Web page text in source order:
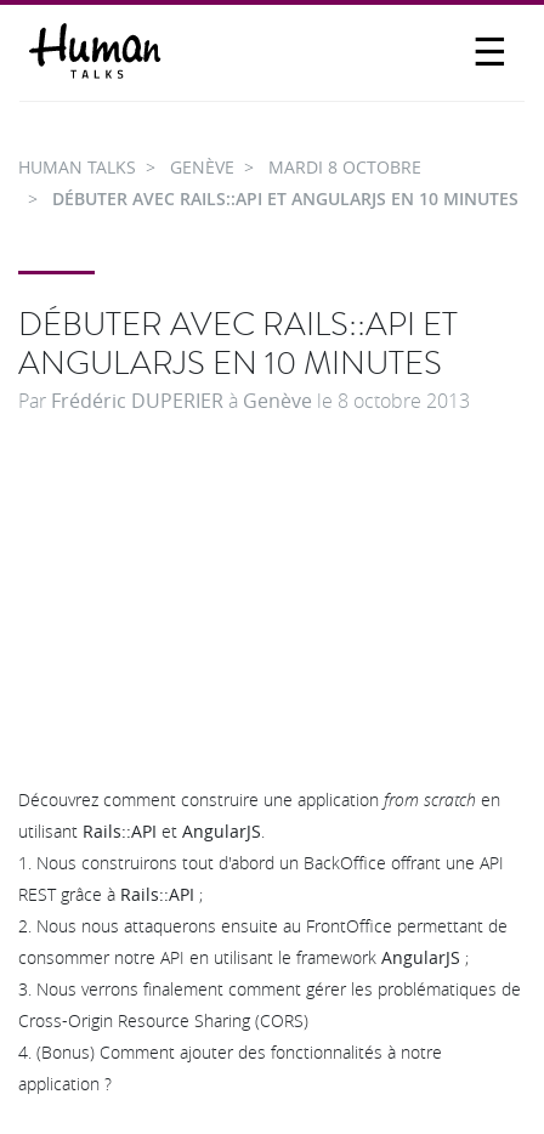
☰
PARTICIPER
HUMAN TALKS GENÈVE
MARDI 8 OCTOBRE
DÉBUTER AVEC RAILS::API ET ANGULARJS EN 10 MINUTES
DÉBUTER AVEC RAILS::API ET
ANGULARJS EN 10 MINUTES
Par Frédéric DUPERIER à Genève le 8 octobre 2013
Découvrez comment construire une application from scratch en
utilisant Rails::API et AngularJS.
1. Nous construirons tout d'abord un BackOffice offrant une API
REST grâce à Rails::API ;
2. Nous nous attaquerons ensuite au FrontOffice permettant de
consommer notre API en utilisant le framework AngularJS ;
3. Nous verrons finalement comment gérer les problématiques de
Cross-Origin Resource Sharing (CORS)
4. (Bonus) Comment ajouter des fonctionnalités à notre
application ?